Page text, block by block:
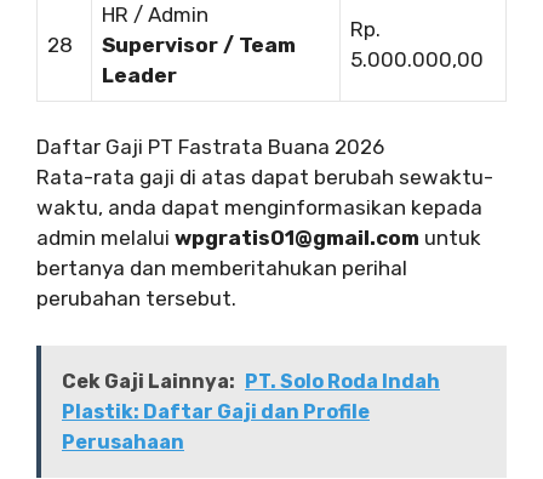
28
HR / Admin
Supervisor / Team
Leader
Rp.
5.000.000,00
Daftar Gaji PT Fastrata Buana 2026
Rata-rata gaji di atas dapat berubah sewaktu-
waktu, anda dapat menginformasikan kepada
admin melalui wpgratis01@gmail.com untuk
bertanya dan memberitahukan perihal
perubahan tersebut.
Cek Gaji Lainnya: PT. Solo Roda Indah
Plastik: Daftar Gaji dan Profile
Perusahaan